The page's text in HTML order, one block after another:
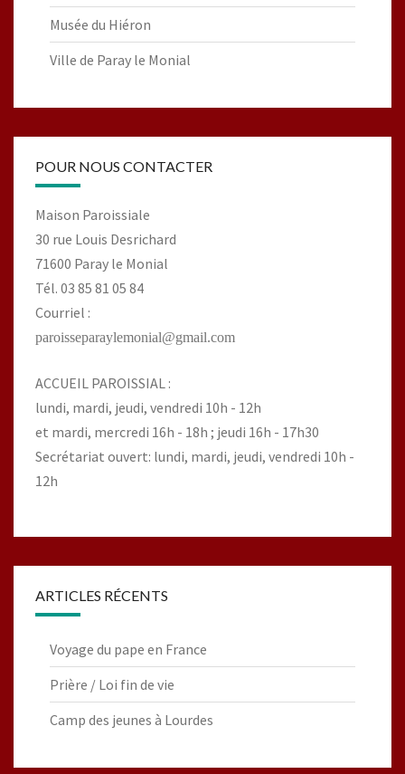
Musée du Hiéron
Ville de Paray le Monial
POUR NOUS CONTACTER
Maison Paroissiale
30 rue Louis Desrichard
71600 Paray le Monial
Tél. 03 85 81 05 84
Courriel :
paroisseparaylemonial@gmail.com
ACCUEIL PAROISSIAL :
lundi, mardi, jeudi, vendredi 10h - 12h
et mardi, mercredi 16h - 18h ; jeudi 16h - 17h30
Secrétariat ouvert: lundi, mardi, jeudi, vendredi 10h -
12h
ARTICLES RÉCENTS
Voyage du pape en France
Prière / Loi fin de vie
Camp des jeunes à Lourdes